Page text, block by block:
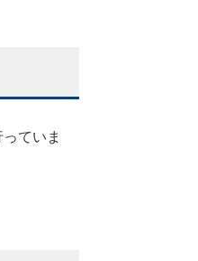
ていま